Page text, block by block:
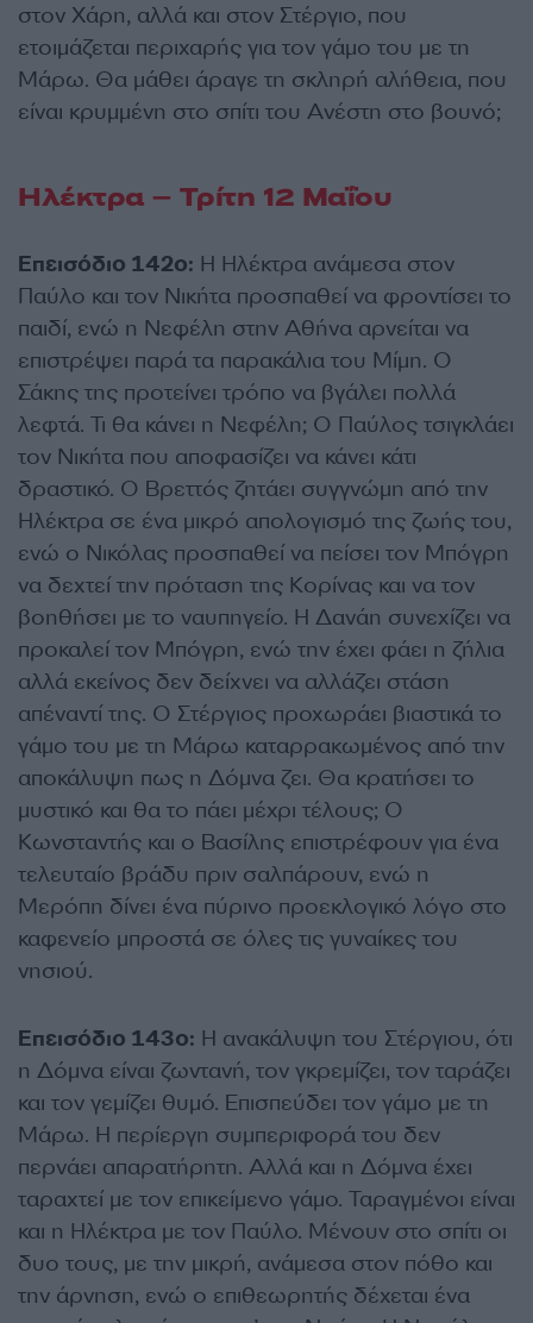
στον Χάρη, αλλά και στον Στέργιο, που
ετοιμάζεται περιχαρής για τον γάμο του με τη
Μάρω. Θα μάθει άραγε τη σκληρή αλήθεια, που
είναι κρυμμένη στο σπίτι του Ανέστη στο βουνό;
Ηλέκτρα – Τρίτη 12 Μαΐου
Eπεισόδιο 142ο: Η Ηλέκτρα ανάμεσα στον
Παύλο και τον Νικήτα προσπαθεί να φροντίσει το
παιδί, ενώ η Νεφέλη στην Αθήνα αρνείται να
επιστρέψει παρά τα παρακάλια του Μίμη. Ο
Σάκης της προτείνει τρόπο να βγάλει πολλά
λεφτά. Τι θα κάνει η Νεφέλη; Ο Παύλος τσιγκλάει
τον Νικήτα που αποφασίζει να κάνει κάτι
δραστικό. Ο Βρεττός ζητάει συγγνώμη από την
Ηλέκτρα σε ένα μικρό απολογισμό της ζωής του,
ενώ ο Νικόλας προσπαθεί να πείσει τον Μπόγρη
να δεχτεί την πρόταση της Κορίνας και να τον
βοηθήσει με το ναυπηγείο. Η Δανάη συνεχίζει να
προκαλεί τον Μπόγρη, ενώ την έχει φάει η ζήλια
αλλά εκείνος δεν δείχνει να αλλάζει στάση
απέναντί της. Ο Στέργιος προχωράει βιαστικά το
γάμο του με τη Μάρω καταρρακωμένος από την
αποκάλυψη πως η Δόμνα ζει. Θα κρατήσει το
μυστικό και θα το πάει μέχρι τέλους; Ο
Κωνσταντής και ο Βασίλης επιστρέφουν για ένα
τελευταίο βράδυ πριν σαλπάρουν, ενώ η
Μερόπη δίνει ένα πύρινο προεκλογικό λόγο στο
καφενείο μπροστά σε όλες τις γυναίκες του
νησιού.
Eπεισόδιο 143ο: Η ανακάλυψη του Στέργιου, ότι
η Δόμνα είναι ζωντανή, τον γκρεμίζει, τον ταράζει
και τον γεμίζει θυμό. Επισπεύδει τον γάμο με τη
Μάρω. Η περίεργη συμπεριφορά του δεν
περνάει απαρατήρητη. Αλλά και η Δόμνα έχει
ταραχτεί με τον επικείμενο γάμο. Ταραγμένοι είναι
και η Ηλέκτρα με τον Παύλο. Μένουν στο σπίτι οι
δυο τους, με την μικρή, ανάμεσα στον πόθο και
την άρνηση, ενώ ο επιθεωρητής δέχεται ένα